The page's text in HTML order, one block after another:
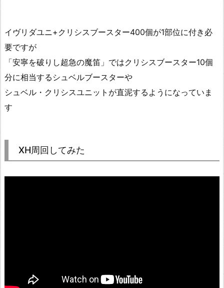
イヴリダユニ+クリシスブースター400個が1部位に付き必
要ですが
「安寧を破りし超急の魔笛」ではクリシスブースター10個
分に相当するシュベルブースターや
シュベル・クリシスユニットが直泥するようになっていま
す
XH周回してみた